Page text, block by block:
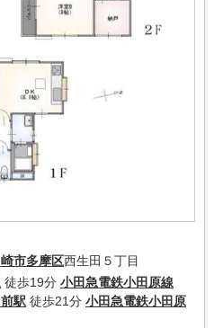
崎市多摩区西生田５丁目
徒歩19分 小田急電鉄小田原線
駅 徒歩21分 小田急電鉄小田原